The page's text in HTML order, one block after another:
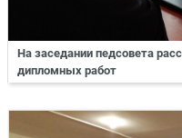
На заседании педсовета
дипломных работ